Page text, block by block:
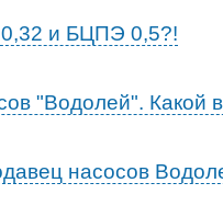
и БЦПЭ 0,5?!
"Водолей". Какой
насосов